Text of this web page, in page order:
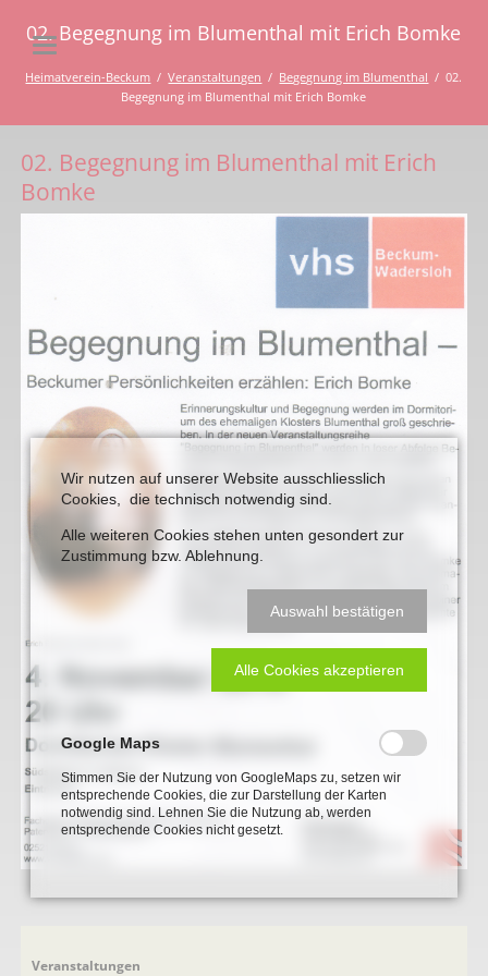
02. Begegnung im Blumenthal mit Erich Bomke
Heimatverein-Beckum Veranstaltungen Begegnung im Blumenthal
02.
Begegnung im Blumenthal mit Erich Bomke
02. Begegnung im Blumenthal mit Erich
Bomke
Navigation
Veranstaltungen
Wir nutzen auf unserer Website ausschliesslich
Cookies, die technisch notwendig sind.
Alle weiteren Cookies stehen unten gesondert zur
Zustimmung bzw. Ablehnung.
Auswahl bestätigen
Alle Cookies akzeptieren
Google Maps
Stimmen Sie der Nutzung von GoogleMaps zu, setzen wir
entsprechende Cookies, die zur Darstellung der Karten
notwendig sind. Lehnen Sie die Nutzung ab, werden
entsprechende Cookies nicht gesetzt.